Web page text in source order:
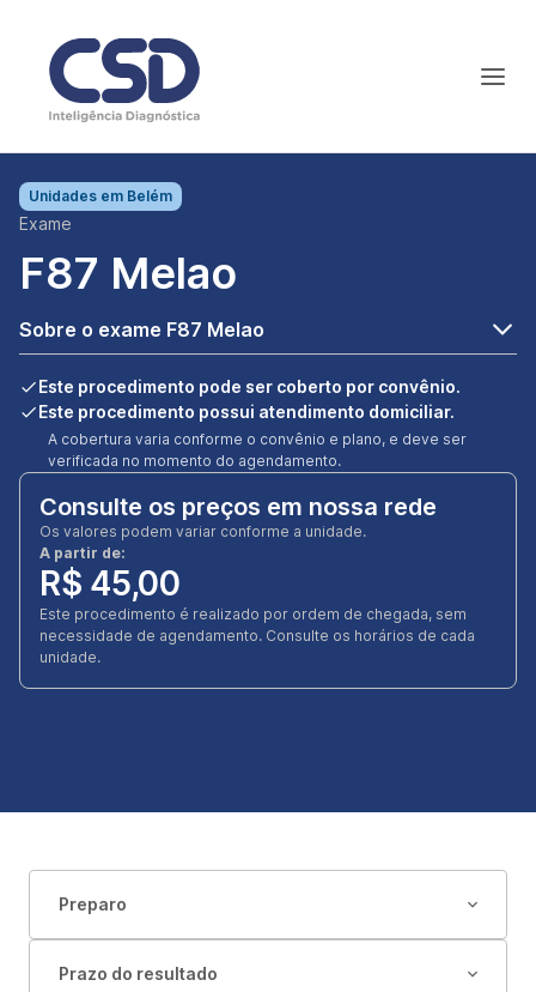
Unidades em Belém
Exame
F87 Melao
Sobre o exame F87 Melao
Este procedimento pode ser coberto por convênio.
Este procedimento possui atendimento domiciliar.
A cobertura varia conforme o convênio e plano, e deve ser
verificada no momento do agendamento.
Consulte os preços em nossa rede
Os valores podem variar conforme a unidade.
A partir de:
R$ 45,00
Este procedimento é realizado por ordem de chegada, sem
necessidade de agendamento. Consulte os horários de cada
unidade.
Preparo
Prazo do resultado